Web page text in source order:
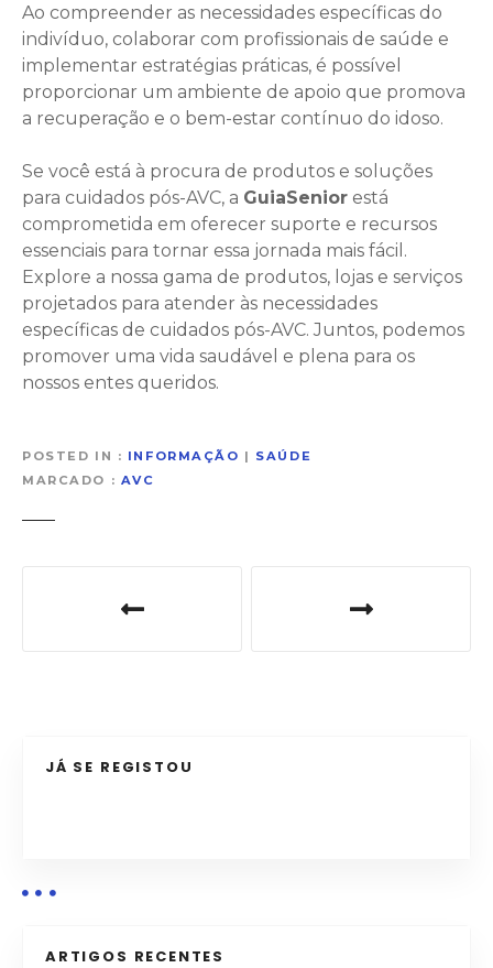
Ao compreender as necessidades específicas do
indivíduo, colaborar com profissionais de saúde e
implementar estratégias práticas, é possível
proporcionar um ambiente de apoio que promova
a recuperação e o bem-estar contínuo do idoso.
Se você está à procura de produtos e soluções
para cuidados pós-AVC, a GuiaSenior está
comprometida em oferecer suporte e recursos
essenciais para tornar essa jornada mais fácil.
Explore a nossa gama de produtos, lojas e serviços
projetados para atender às necessidades
específicas de cuidados pós-AVC. Juntos, podemos
promover uma vida saudável e plena para os
nossos entes queridos.
POSTED IN INFORMAÇÃO | SAÚDE
MARCADO
AVC
ã
JÁ SE REGISTOU
ARTIGOS RECENTES